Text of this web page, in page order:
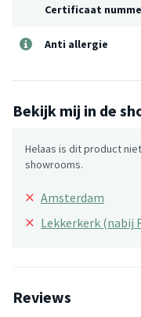
Certificaat
Anti allergie
Bekijk mij in de
Helaas is dit product
showrooms.
× Amsterdam
× Lekkerkerk (nabij
Reviews